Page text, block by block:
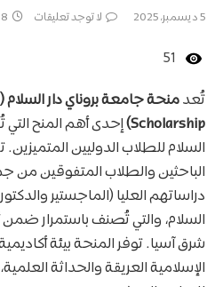
5 ديسمبر، 2025 لا توجد تعليقات 8 دقائق
51
تُعد
Scholarship) إحدى أهم المنح التي
السلام للطلاب الدوليين
الباحثين والطلاب المتفوقين من
دراساتهم العليا (الماجستير
السلام، والتي تُصنف باستمرار
شرق آسيا. توفر المنحة بيئة
الإسلامية العريقة والحداثة